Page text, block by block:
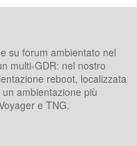
su forum ambientato nel
multi-GDR: nel nostro
reboot, localizzata
ambientazione più
e TNG.